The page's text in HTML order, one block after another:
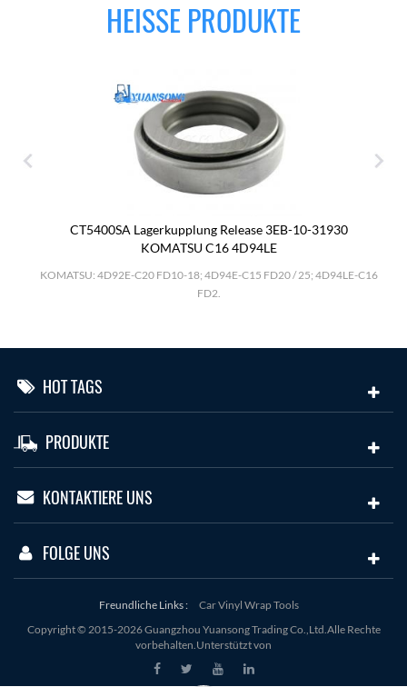
HEISSE PRODUKTE
CT5400SA Lagerkupplung Release 3EB-10-31930
KOMATSU C16 4D94LE
KOMATSU: 4D92E-C20 FD10-18; 4D94E-C15 FD20 / 25; 4D94LE-C16
FD2.
HOT TAGS
PRODUKTE
KONTAKTIERE UNS
FOLGE UNS
Freundliche Links :
Car Vinyl Wrap Tools
Copyright © 2015-2026 Guangzhou Yuansong Trading Co.,Ltd.Alle Rechte
vorbehalten.Unterstützt von